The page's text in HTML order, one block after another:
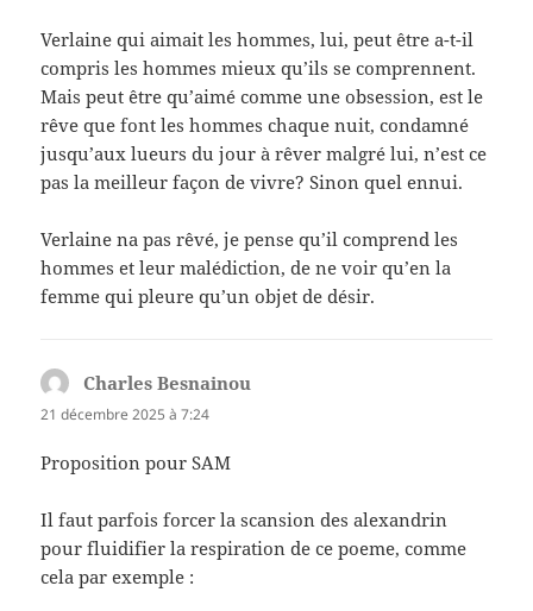
Verlaine qui aimait les hommes, lui, peut être a-t-il
compris les hommes mieux qu’ils se comprennent.
Mais peut être qu’aimé comme une obsession, est le
rêve que font les hommes chaque nuit, condamné
jusqu’aux lueurs du jour à rêver malgré lui, n’est ce
pas la meilleur façon de vivre? Sinon quel ennui.
Verlaine na pas rêvé, je pense qu’il comprend les
hommes et leur malédiction, de ne voir qu’en la
femme qui pleure qu’un objet de désir.
Charles Besnainou
21 décembre 2025 à 7:24
Proposition pour SAM
Il faut parfois forcer la scansion des alexandrin
pour fluidifier la respiration de ce poeme, comme
cela par exemple :